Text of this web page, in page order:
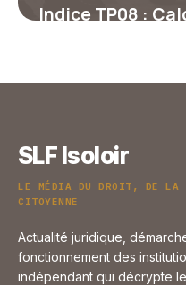
Indice TP08 :
SLF Isoloir
LE MÉDIA DU DROIT, DE LA
CITOYENNE
Actualité juridique,
fonctionnement des
indépendant qui décrypte